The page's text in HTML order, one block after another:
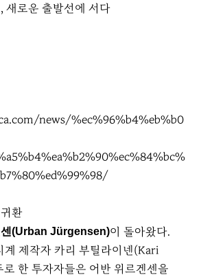
새로운 출발선에 서다
news/%ec%96%b4%eb%b0
센(Urban Jürgensen)이 돌아왔다.
계 제작자 카리 부틸라이넨(Kari
한 투자자들은 어반 위르겐센을